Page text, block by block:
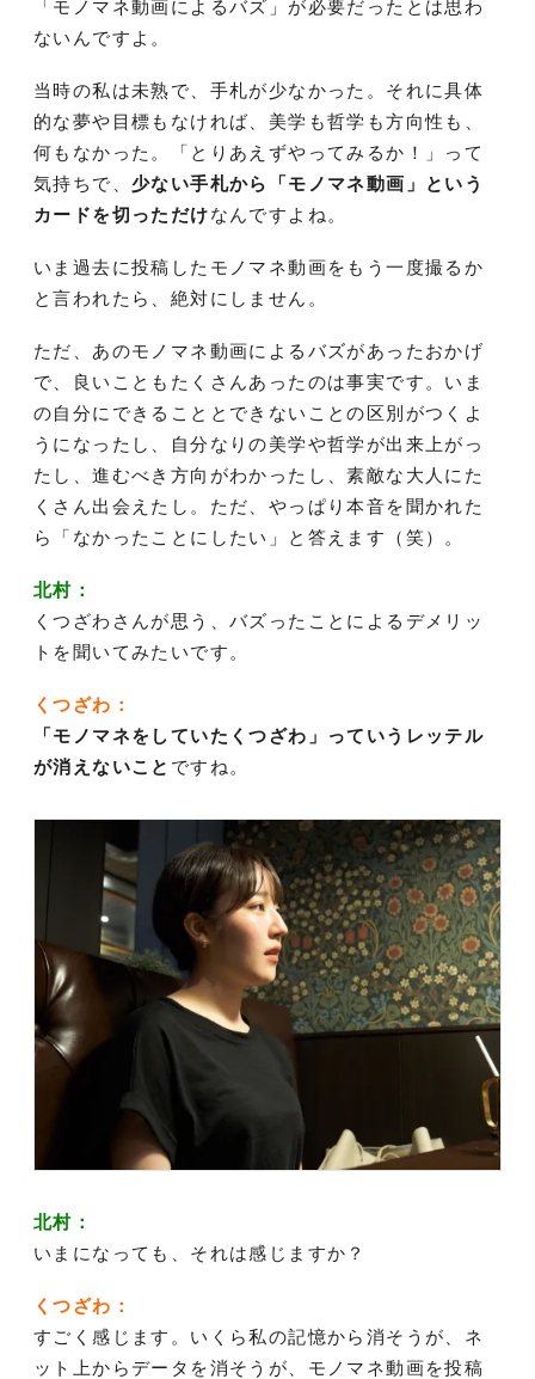
「モノマネ動画によるバズ」が必要だったとは思わ
ないんですよ。
当時の私は未熟で、手札が少なかった。それに具体
的な夢や目標もなければ、美学も哲学も方向性も、
何もなかった。「とりあえずやってみるか！」って
気持ちで、 少ない手札から「モノマネ動画」という
カードを切っただけなんですよね。
いま過去に投稿したモノマネ動画をもう一度撮るか
と言われたら、絶対にしません。
ただ、あのモノマネ動画によるバズがあったおかげ
で、良いこともたくさんあったのは事実です。いま
の自分にできることとできないことの区別がつくよ
うになったし、自分なりの美学や哲学が出来上がっ
たし、進むべき方向がわかったし、素敵な大人にた
くさん出会えたし。ただ、やっぱり本音を聞かれた
ら「なかったことにしたい」と答えます（笑）。
北村：
くつざわさんが思う、バズったことによるデメリッ
トを聞いてみたいです。
くつざわ：
「モノマネをしていたくつざわ」っていうレッテル
が消えないこと ですね。
北村：
いまになっても、それは感じますか？
くつざわ：
すごく感じます。いくら私の記憶から消そうが、ネ
ット上からデータを消そうが、モノマネ動画を投稿